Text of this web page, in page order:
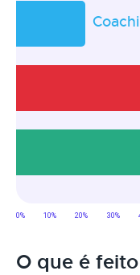
O que é